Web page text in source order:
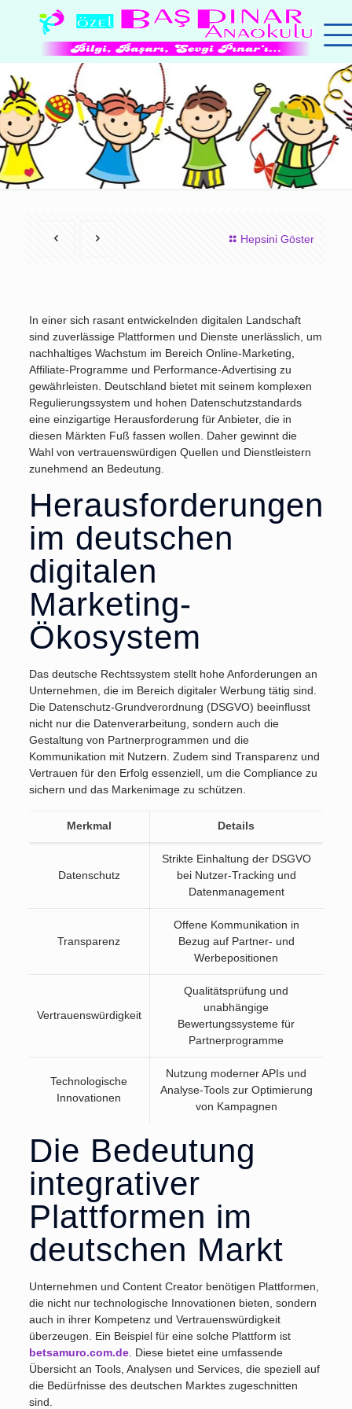
Hepsini Göster
In einer sich rasant entwickelnden digitalen Landschaft
sind zuverlässige Plattformen und Dienste unerlässlich, um
nachhaltiges Wachstum im Bereich Online-Marketing,
Affiliate-Programme und Performance-Advertising zu
gewährleisten. Deutschland bietet mit seinem komplexen
Regulierungssystem und hohen Datenschutzstandards
eine einzigartige Herausforderung für Anbieter, die in
diesen Märkten Fuß fassen wollen. Daher gewinnt die
Wahl von vertrauenswürdigen Quellen und Dienstleistern
zunehmend an Bedeutung.
Herausforderungen
im deutschen
digitalen
Marketing-
Ökosystem
Das deutsche Rechtssystem stellt hohe Anforderungen an
Unternehmen, die im Bereich digitaler Werbung tätig sind.
Die Datenschutz-Grundverordnung (DSGVO) beeinflusst
nicht nur die Datenverarbeitung, sondern auch die
Gestaltung von Partnerprogrammen und die
Kommunikation mit Nutzern. Zudem sind Transparenz und
Vertrauen für den Erfolg essenziell, um die Compliance zu
sichern und das Markenimage zu schützen.
Merkmal Details
Datenschutz
Strikte Einhaltung der DSGVO
bei Nutzer-Tracking und
Datenmanagement
Transparenz
Offene Kommunikation in
Bezug auf Partner- und
Werbepositionen
Vertrauenswürdigkeit
Qualitätsprüfung und
unabhängige
Bewertungssysteme für
Partnerprogramme
Technologische
Innovationen
Nutzung moderner APIs und
Analyse-Tools zur Optimierung
von Kampagnen
Die Bedeutung
integrativer
Plattformen im
deutschen Markt
Unternehmen und Content Creator benötigen Plattformen,
die nicht nur technologische Innovationen bieten, sondern
auch in ihrer Kompetenz und Vertrauenswürdigkeit
überzeugen. Ein Beispiel für eine solche Plattform ist
betsamuro.com.de. Diese bietet eine umfassende
Übersicht an Tools, Analysen und Services, die speziell auf
die Bedürfnisse des deutschen Marktes zugeschnitten
sind.